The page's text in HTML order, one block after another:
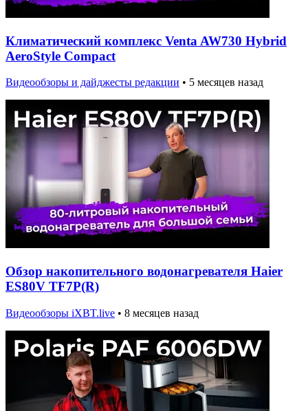
Климатический комплекс Venta AW730 Hybrid
AeroStyle Compact
Видеообзоры и дайджесты редакции • 5 месяцев назад
Обзор накопительного водонагревателя Haier
ES80V TF7P(R)
Видеообзоры iXBT.live • 8 месяцев назад